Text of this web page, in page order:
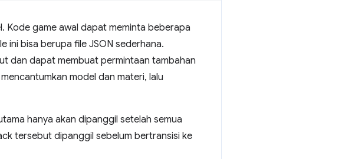
Kode game awal dapat meminta beberapa
ini bisa berupa file JSON sederhana.
dan dapat membuat permintaan tambahan
model dan materi, lalu
hanya akan dipanggil setelah semua
tersebut dipanggil sebelum bertransisi ke